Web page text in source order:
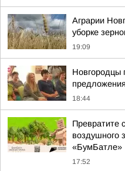
Аграрии
уборке
19:09
Новгородцы
18:44
Превратите
воздушного
«БумБатле»
17:52